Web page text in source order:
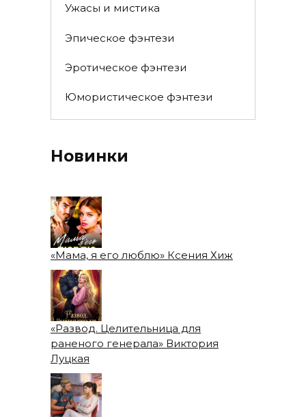
Ужасы и мистика
Эпическое фэнтези
Эротическое фэнтези
Юмористическое фэнтези
Новинки
«Мама, я его люблю» Ксения Хиж
«Развод. Целительница для
раненого генерала» Виктория
Луцкая